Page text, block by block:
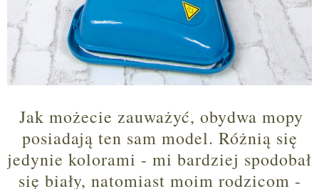
Jak możecie zauważyć, obydwa mopy
posiadają ten sam model. Różnią się
jedynie kolorami - mi bardziej spodobał
się biały, natomiast moim rodzicom -